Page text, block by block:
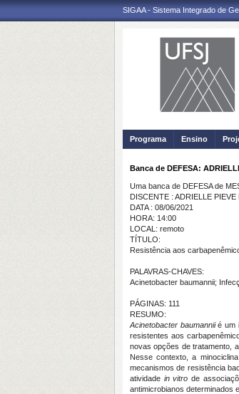
SIGAA - Sistema Integrado de
Programa Ensino
Banca de DEFESA:
Uma banca de DEFESA de
DISCENTE : ADRIELLE PIEVE
DATA : 08/06/2021
HORA: 14:00
LOCAL: remoto
TÍTULO:
Resistência aos
PALAVRAS-CHAVES:
Acinetobacter baumannii;
PÁGINAS: 111
RESUMO:
Acinetobacter baumanniié um
resistentes aos
novas opções de tratamento,
Nesse contexto, a
mecanismos de resistência
atividade in vitro de
antimicrobianos determinados